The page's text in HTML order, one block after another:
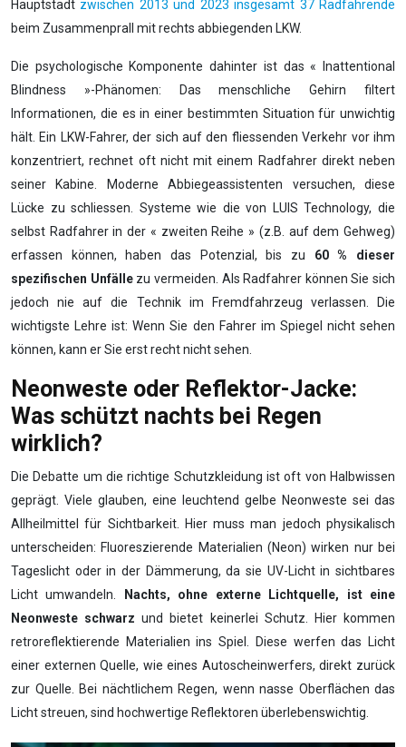
Hauptstadt zwischen 2013 und 2023 insgesamt 37 Radfahrende
beim Zusammenprall mit rechts abbiegenden LKW.
Die psychologische Komponente dahinter ist das « Inattentional
Blindness »-Phänomen: Das menschliche Gehirn filtert
Informationen, die es in einer bestimmten Situation für unwichtig
hält. Ein LKW-Fahrer, der sich auf den fliessenden Verkehr vor ihm
konzentriert, rechnet oft nicht mit einem Radfahrer direkt neben
seiner Kabine. Moderne Abbiegeassistenten versuchen, diese
Lücke zu schliessen. Systeme wie die von LUIS Technology, die
selbst Radfahrer in der « zweiten Reihe » (z.B. auf dem Gehweg)
erfassen können, haben das Potenzial, bis zu 60 % dieser
spezifischen Unfällezu vermeiden. Als Radfahrer können Sie sich
jedoch nie auf die Technik im Fremdfahrzeug verlassen. Die
wichtigste Lehre ist: Wenn Sie den Fahrer im Spiegel nicht sehen
können, kann er Sie erst recht nicht sehen.
Neonweste oder Reflektor-Jacke:
Was schützt nachts bei Regen
wirklich?
Die Debatte um die richtige Schutzkleidung ist oft von Halbwissen
geprägt. Viele glauben, eine leuchtend gelbe Neonweste sei das
Allheilmittel für Sichtbarkeit. Hier muss man jedoch physikalisch
unterscheiden: Fluoreszierende Materialien (Neon) wirken nur bei
Tageslicht oder in der Dämmerung, da sie UV-Licht in sichtbares
Licht umwandeln.
Nachts, ohne externe Lichtquelle, ist eine
Neonweste schwarz und bietet keinerlei Schutz. Hier kommen
retroreflektierende Materialien ins Spiel. Diese werfen das Licht
einer externen Quelle, wie eines Autoscheinwerfers, direkt zurück
zur Quelle. Bei nächtlichem Regen, wenn nasse Oberflächen das
Licht streuen, sind hochwertige Reflektoren überlebenswichtig.